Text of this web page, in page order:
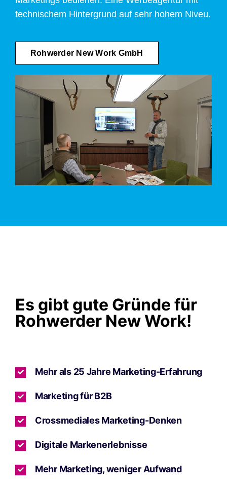
technischem Hintergrund auf sehr hohem Niveu.
Rohwerder New Work GmbH
Es gibt gute Gründe für
Rohwerder New Work!
Mehr als 25 Jahre Marketing-Erfahrung
Marketing für B2B
Crossmediales Marketing-Denken
Digitale Markenerlebnisse
Mehr Marketing, weniger Aufwand